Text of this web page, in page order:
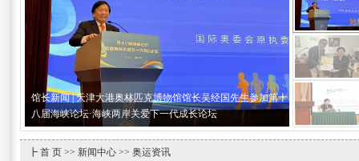
馆长新闻 | 天津大港奥林匹克博物馆馆长吴经国先生参加第十
八届海峡论坛·海峡两岸关爱下一代成长论坛
┣ 首 页 >> 新闻中心 >> 奥运资讯